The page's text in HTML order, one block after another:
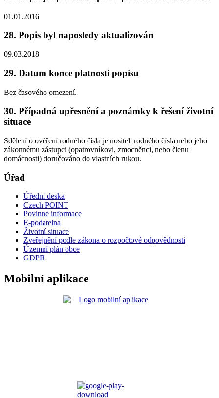
01.01.2016
28. Popis byl naposledy aktualizován
09.03.2018
29. Datum konce platnosti popisu
Bez časového omezení.
30. Případná upřesnění a poznámky k řešení životní
situace
Sdělení o ověření rodného čísla je nositeli rodného čísla nebo jeho
zákonnému zástupci (opatrovníkovi, zmocněnci, nebo členu
domácnosti) doručováno do vlastních rukou.
Úřad
Úřední deska
Czech POINT
Povinné informace
E-podatelna
Životní situace
Zveřejnění podle zákona o rozpočtové odpovědnosti
Územní plán obce
GDPR
Mobilní aplikace